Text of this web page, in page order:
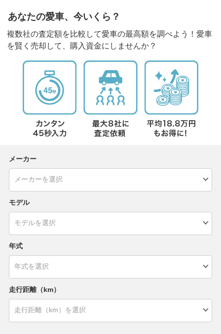
あなたの愛車、今いくら？
複数社の査定額を比較して愛車の最高額を調べよう！愛車
を賢く売却して、購入資金にしませんか？
メーカー
モデル
年式
走行距離（km）